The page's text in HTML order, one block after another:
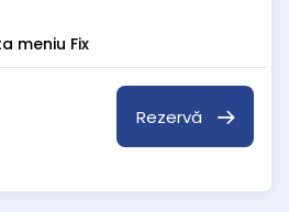
meniu Fix
Rezervă